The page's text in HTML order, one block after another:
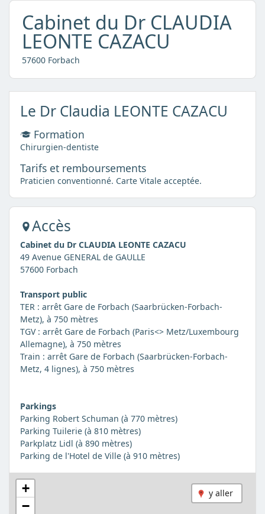
Cabinet du Dr CLAUDIA
LEONTE CAZACU
57600 Forbach
Le Dr Claudia LEONTE CAZACU
Formation
Chirurgien-dentiste
Tarifs et remboursements
Praticien conventionné. Carte Vitale acceptée.
Accès
Cabinet du Dr CLAUDIA LEONTE CAZACU
49 Avenue GENERAL de GAULLE
57600 Forbach
Transport public
TER : arrêt Gare de Forbach (Saarbrücken-Forbach-
Metz), à 750 mètres
TGV : arrêt Gare de Forbach (Paris<> Metz/Luxembourg
Allemagne), à 750 mètres
Train : arrêt Gare de Forbach (Saarbrücken-Forbach-
Metz, 4 lignes), à 750 mètres
Parkings
Parking Robert Schuman (à 770 mètres)
Parking Tuilerie (à 810 mètres)
Parkplatz Lidl (à 890 mètres)
Parking de l'Hotel de Ville (à 910 mètres)
y aller
+
−